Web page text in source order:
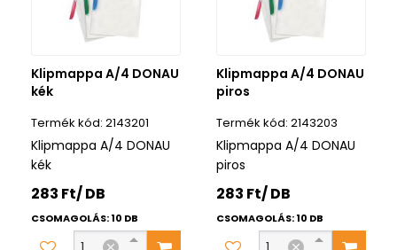
Klipmappa A/4 DONAU
kék
2143201
Klipmappa A/4 DONAU
kék
283 Ft/ DB
CSOMAGOLÁS: 10 DB
Klipmappa A/4 DONAU
piros
2143203
Klipmappa A/4 DONAU
piros
283 Ft/ DB
CSOMAGOLÁS: 10 DB